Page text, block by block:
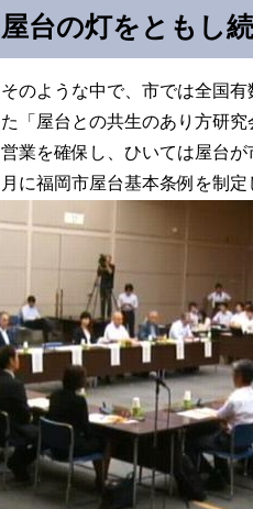
屋台の灯をともし
そのような中で、市では全国
た「屋台との共生のあり方研
営業を確保し、ひいては屋台
月に福岡市屋台基本条例を制定